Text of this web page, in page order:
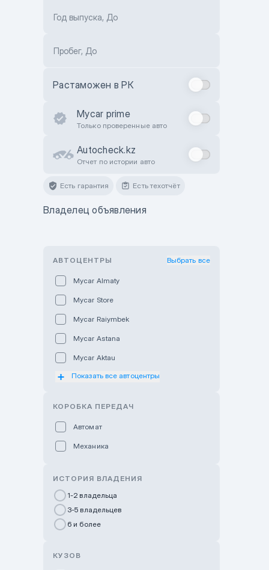
Год выпуска, До
Пробег, До
Растаможен в РК
Mycar prime
Только проверенные авто
Autocheck.kz
Отчет по истории авто
Есть гарантия Есть техотчёт
Владелец объявления
АВТОЦЕНТРЫ Выбрать все
Mycar Almaty
Mycar Store
Mycar Raiymbek
Mycar Astana
Mycar Aktau
Mycar Uralsk
GWM Nurly Zhol
Chery Astana
Показать все автоцентры
КОРОБКА ПЕРЕДАЧ
Автомат
Механика
ИСТОРИЯ ВЛАДЕНИЯ
1-2 владельца
3-5 владельцев
6 и более
КУЗОВ